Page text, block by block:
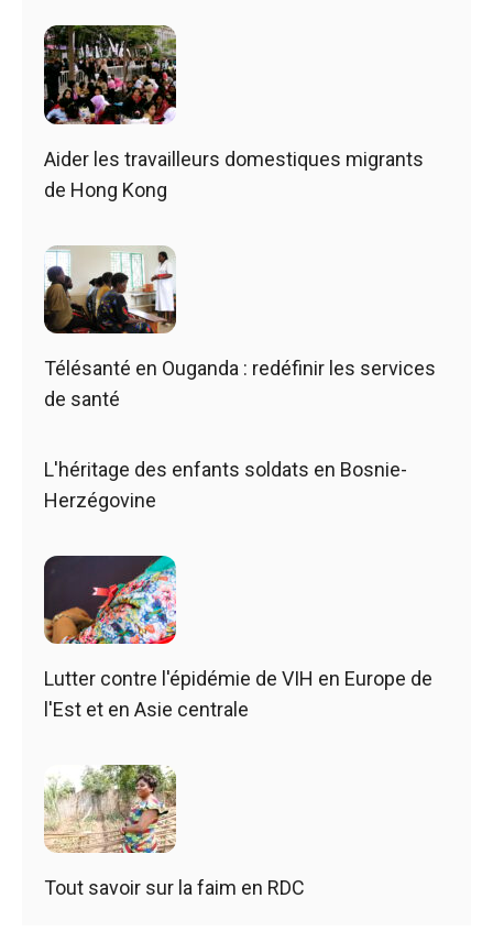
Aider les travailleurs domestiques migrants
de Hong Kong
Télésanté en Ouganda : redéfinir les services
de santé
L'héritage des enfants soldats en Bosnie-
Herzégovine
Lutter contre l'épidémie de VIH en Europe de
l'Est et en Asie centrale
Tout savoir sur la faim en RDC